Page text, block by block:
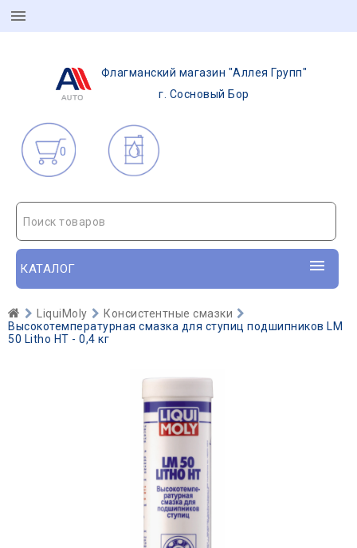
Флагманский магазин "Аллея Групп"
г. Сосновый Бор
0
Поиск товаров
КАТАЛОГ
LiquiMoly
Консистентные смазки
Высокотемпературная смазка для ступиц подшипников LM
50 Litho HT - 0,4 кг